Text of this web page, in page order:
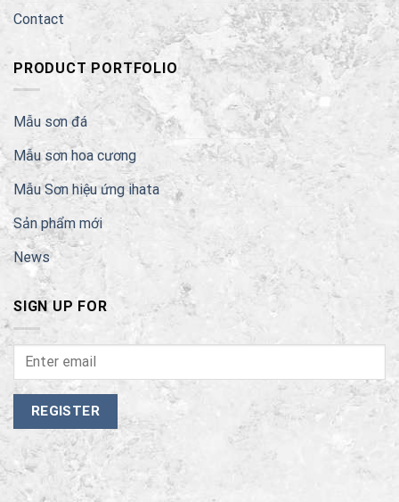
Contact
PRODUCT PORTFOLIO
Mẫu sơn đá
Mẫu sơn hoa cương
Mẫu Sơn hiệu ứng ihata
Sản phẩm mới
News
SIGN UP FOR